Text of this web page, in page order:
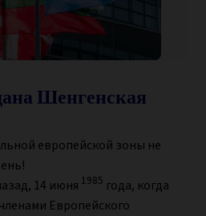
Шенгенская
европейской зоны не
14 июня 1985 года, когда
Европейского